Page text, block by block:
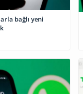
bağlı yeni